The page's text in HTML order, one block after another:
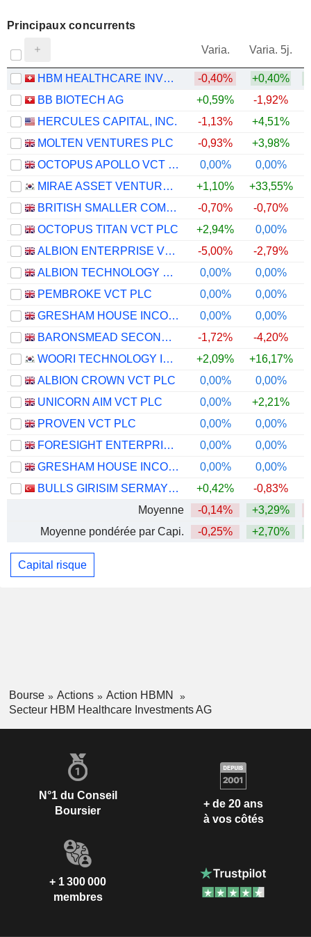
Principaux concurrents
Varia. Varia. 5j.
HBM HEALTHCARE INVESTMENTS AG
-0,40% +0,40%
BB BIOTECH AG
+0,59% -1,92%
HERCULES CAPITAL, INC.
-1,13% +4,51%
MOLTEN VENTURES PLC
-0,93% +3,98%
OCTOPUS APOLLO VCT PLC
0,00% 0,00%
MIRAE ASSET VENTURE INVESTMENT CO., LTD.
+1,10% +33,55%
BRITISH SMALLER COMPANIES VCT PLC
-0,70% -0,70%
OCTOPUS TITAN VCT PLC
+2,94% 0,00%
ALBION ENTERPRISE VCT PLC
-5,00% -2,79%
ALBION TECHNOLOGY & GENERAL VCT PLC
0,00% 0,00%
PEMBROKE VCT PLC
0,00% 0,00%
GRESHAM HOUSE INCOME & GROWTH VCT PLC
0,00% 0,00%
BARONSMEAD SECOND VENTURE TRUST PLC
-1,72% -4,20%
WOORI TECHNOLOGY INVESTMENT CO., LTD
+2,09% +16,17%
ALBION CROWN VCT PLC
0,00% 0,00%
UNICORN AIM VCT PLC
0,00% +2,21%
PROVEN VCT PLC
0,00% 0,00%
FORESIGHT ENTERPRISE VCT PLC
0,00% 0,00%
GRESHAM HOUSE INCOME & GROWTH 2 VCT PLC
0,00% 0,00%
BULLS GIRISIM SERMAYESI YATIRIM ORTAKLIGI
+0,42% -0,83%
Moyenne
-0,14% +3,29%
Moyenne pondérée par Capi.
-0,25% +2,70%
Capital risque
Bourse Actions
Action HBMN
Secteur HBM Healthcare Investments AG
N°1 du Conseil
Boursier
+ de 20 ans
à vos côtés
+ 1 300 000
membres